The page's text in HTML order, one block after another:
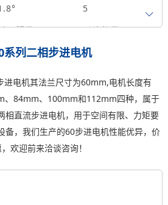
5
子惯量g.cm²
700
引线数量
4
出轴
110
系列二相步进电机
进电机其法兰尺寸为60mm,电机长度有
、84mm、100mm和112mm四种，属于
相直流步进电机，用于空间有限、力矩要
备，我们生产的60步进电机性能优异，价
欢迎前来洽谈咨询！